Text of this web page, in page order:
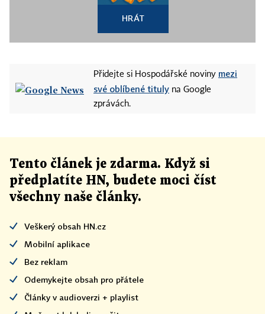
HRÁT
Přidejte si Hospodářské noviny mezi
své oblíbené tituly na Google
zprávách.
Tento článek je zdarma. Když si
předplatíte HN, budete moci číst
všechny naše články.
Veškerý obsah HN.cz
Mobilní aplikace
Bez reklam
Odemykejte obsah pro přátele
Články v audioverzi + playlist